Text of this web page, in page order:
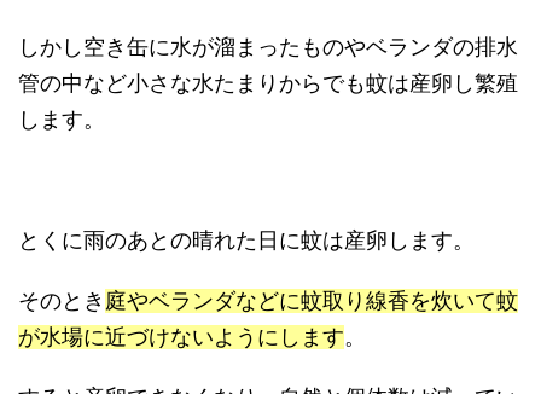
しかし空き缶に水が溜まったものやベランダの排水
管の中など小さな水たまりからでも蚊は産卵し繁殖
します。
とくに雨のあとの晴れた日に蚊は産卵します。
そのとき 庭やベランダなどに蚊取り線香を炊いて蚊
が水場に近づけないようにします。